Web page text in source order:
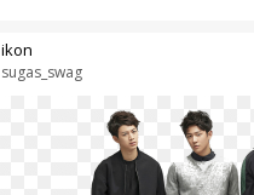
sugas_swag
ikon